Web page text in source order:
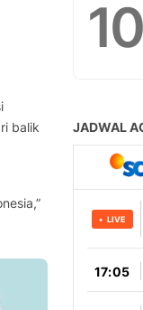
balik
10